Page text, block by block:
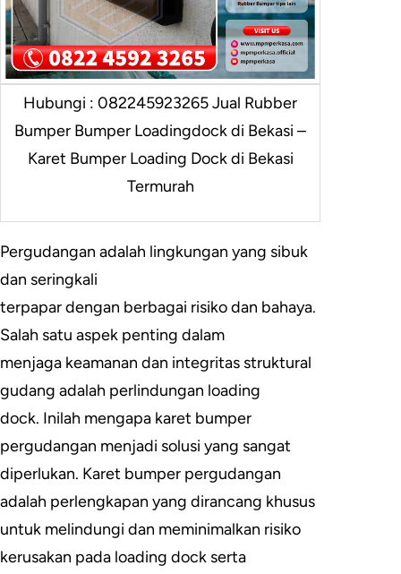
Hubungi : 082245923265 Jual Rubber
Bumper Bumper Loadingdock di Bekasi –
Karet Bumper Loading Dock di Bekasi
Termurah
Pergudangan adalah lingkungan yang sibuk
dan seringkali
terpapar dengan berbagai risiko dan bahaya.
Salah satu aspek penting dalam
menjaga keamanan dan integritas struktural
gudang adalah perlindungan loading
dock. Inilah mengapa karet bumper
pergudangan menjadi solusi yang sangat
diperlukan. Karet bumper pergudangan
adalah perlengkapan yang dirancang khusus
untuk melindungi dan meminimalkan risiko
kerusakan pada loading dock serta